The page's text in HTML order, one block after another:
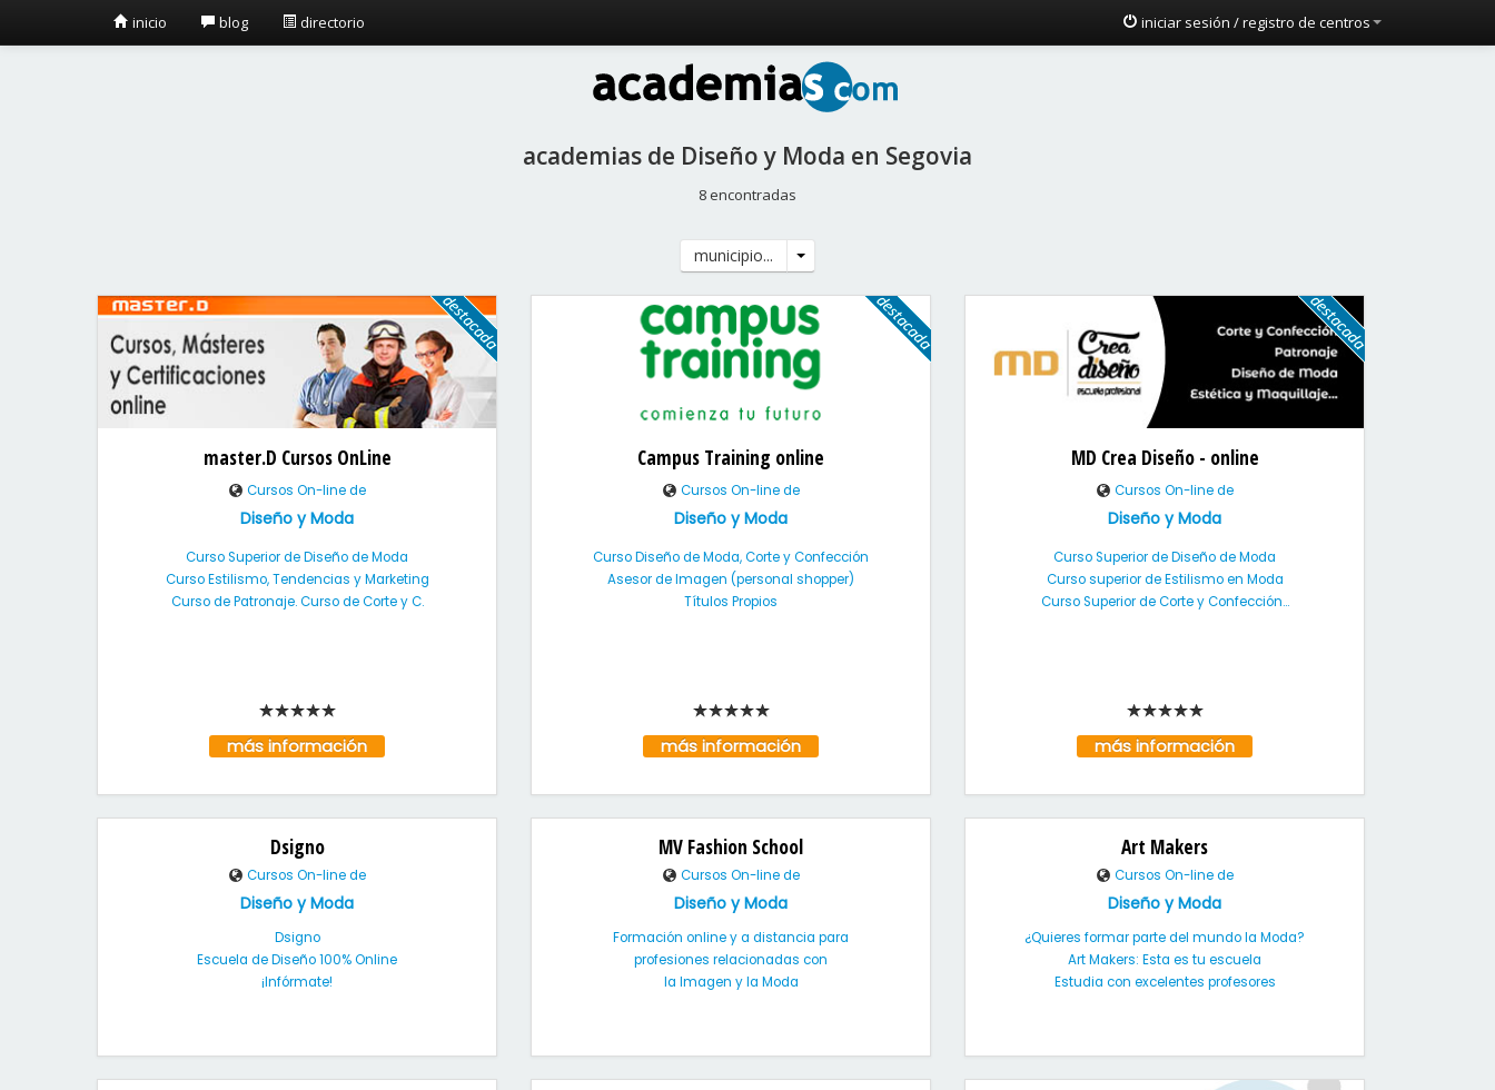
inicio blog directorio iniciar sesión / registro de centros
academias de Diseño y Moda en Segovia
8 encontradas
municipio...
master.D Cursos OnLine
Cursos On-line de
Diseño y Moda
Curso Superior de Diseño de Moda
Curso Estilismo, Tendencias y Marketing
Curso de Patronaje. Curso de Corte y C.
más información
Campus Training online
Cursos On-line de
Diseño y Moda
Curso Diseño de Moda, Corte y Confección
Asesor de Imagen (personal shopper)
Títulos Propios
más información
MD Crea Diseño - online
Cursos On-line de
Diseño y Moda
Curso Superior de Diseño de Moda
Curso superior de Estilismo en Moda
Curso Superior de Corte y Confección...
más información
Dsigno
Cursos On-line de
Diseño y Moda
Dsigno
Escuela de Diseño 100% Online
¡Infórmate!
MV Fashion School
Cursos On-line de
Diseño y Moda
Formación online y a distancia para
profesiones relacionadas con
la Imagen y la Moda
Art Makers
Cursos On-line de
Diseño y Moda
¿Quieres formar parte del mundo la Moda?
Art Makers: Esta es tu escuela
Estudia con excelentes profesores